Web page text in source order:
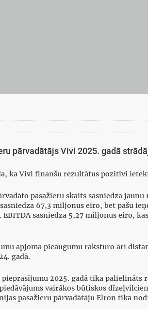
pārvadātājs Vivi 2025. gadā
ka Vivi finanšu rezultātus pozitīvi
pasažieru skaits sasniedza
67,3 miljonus eiro, bet pašu
EBITDA sasniedza 5,27 miljonus eiro,
apjoma pieaugumu raksturo arī
gadā.
pieprasījumu 2025. gadā tika
vairākos būtiskos
pasažieru pārvadātāju Elron tika